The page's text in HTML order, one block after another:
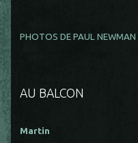
PHOTOS DE PAUL NEWMAN
AU BALCON
Martin